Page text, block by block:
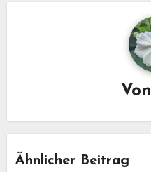
Von
Ähnlicher Beitrag